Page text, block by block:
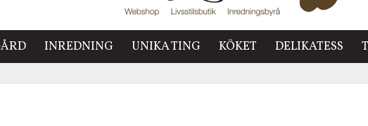
INREDNING UNIKA TING KÖKET DELIKATESS